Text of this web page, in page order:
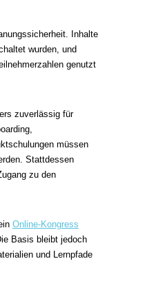
Inhalte
wurden, und
genutzt
zuverlässig für
müssen
Stattdessen
zu den
Online-Kongress
Basis bleibt jedoch
und Lernpfade